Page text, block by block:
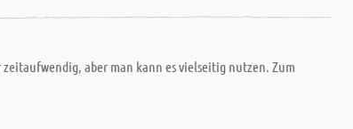
aber man kann es vielseitig nutzen. Zum